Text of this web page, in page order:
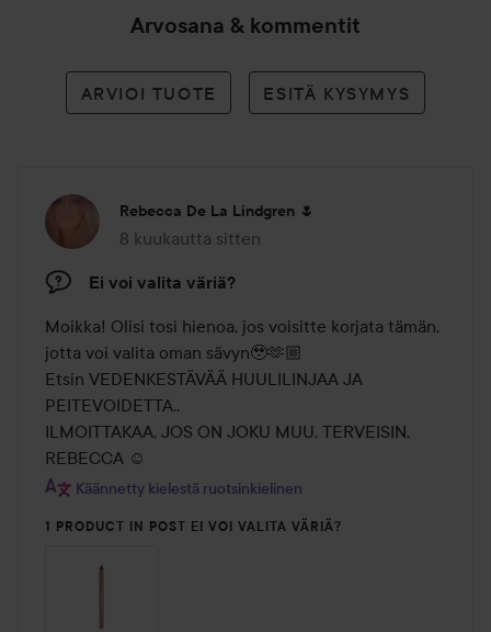
Arvosana & kommentit
ARVIOI TUOTE ESITÄ KYSYMYS
Rebecca De La Lindgren 🌷
8 kuukautta sitten
Viesti luotiin 8 kuukautta sitten
Ei voi valita väriä?
Moikka! Olisi tosi hienoa, jos voisitte korjata tämän,
jotta voi valita oman sävyn🥹🫶🏼
Etsin VEDENKESTÄVÄÄ HUULILINJAA JA
PEITEVOIDETTA..
ILMOITTAKAA, JOS ON JOKU MUU. TERVEISIN,
REBECCA ☺️
Käännetty kielestä ruotsinkielinen
1 PRODUCT IN POST EI VOI VALITA VÄRIÄ?